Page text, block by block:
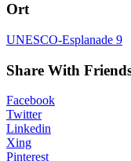
Ort
UNESCO-Esplanade 9
Share With
Facebook
Twitter
Linkedin
Xing
Pinterest